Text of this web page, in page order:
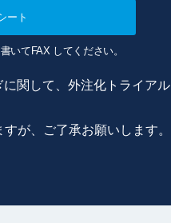
ート
いてFAX してください。
関して、外注化トライアル
が、ご了承お願いします。